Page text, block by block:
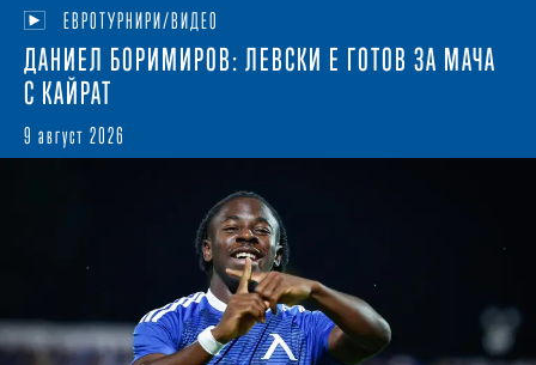
ЕВРОТУРНИРИ/ВИДЕО
ДАНИЕЛ БОРИМИРОВ: ЛЕВСКИ Е ГОТОВ ЗА МАЧА
С КАЙРАТ
9 август 2026